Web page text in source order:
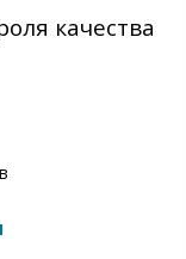
качества